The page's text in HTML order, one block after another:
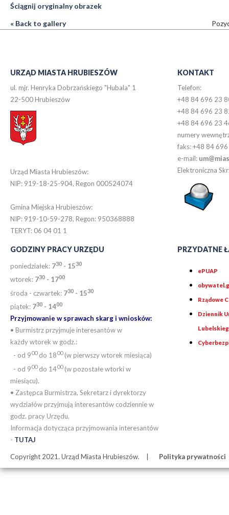
Ściągnij oryginalny obrazek
« Back to gallery
URZĄD MIASTA HRUBIESZÓW
ul. mjr. Henryka Dobrzańskiego "Hubala" 1
22-500 Hrubieszów
Urząd Miasta Hrubieszów:
NIP: 919-18-25-904, Regon 000524074
Gmina Miejska Hrubieszów:
NIP: 919-10-59-278, Regon: 950368888
TERYT: 06 04 01 1
KONTAKT
Telefon:
+48 84 696 23
+48 84 696 23
+48 84 696 23
numery
faks: +48 84
e-mail:
Elektroniczna
GODZINY PRACY URZĘDU
poniedziałek: 730 - 1530
wtorek: 730 - 1700
środa - czwartek: 730 - 1530
piątek: 730 - 1400
Przyjmowanie w sprawach skarg i wniosków:
• Burmistrz przyjmuje interesantów w
każdy wtorek w godz.:
- od 900do 1800(w pierwszy wtorek miesiąca)
- od 900do 1400(w pozostałe wtorki w
miesiącu).
• Zastępca Burmistrza, Sekretarz i dyrektorzy
wydziałów przyjmują interesantów codziennie w
godz. pracy Urzędu.
Informacja dotycząca przyjmowania interesantów
- TUTAJ
PRZYDATNE
ePUAP
Rządowe
Dziennik
Copyright 2021. Urząd Miasta Hrubieszów. Polityka prywatności